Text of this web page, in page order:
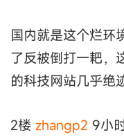
国内就是这个烂环
了反被倒打一耙，
的科技网站几乎绝
2楼 zhangp2 9小